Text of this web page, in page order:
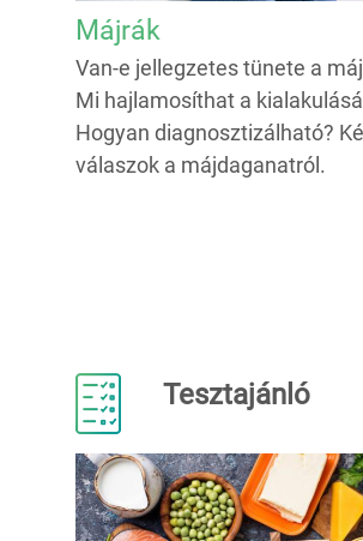
Májrák
Van-e jellegzetes tünete a
Mi hajlamosíthat a
Hogyan diagnosztizálható?
válaszok a májdaganatról.
Tesztajánló